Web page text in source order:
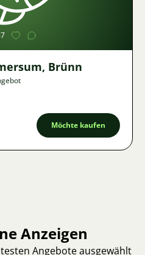
Brünn
Möchte kaufen
Anzeigen
Angebote ausgewählt